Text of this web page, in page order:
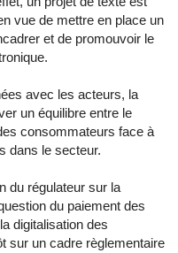
vue de mettre en place un
et de promouvoir le
avec les acteurs, la
un équilibre entre le
consommateurs face à
dans le secteur.
du régulateur sur la
du paiement des
digitalisation des
sur un cadre règlementaire